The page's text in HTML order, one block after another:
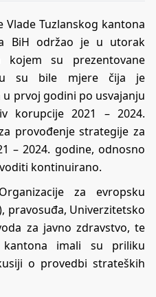
Tuzlanskog kantona
BiH održao je u utorak
kojem su prezentovane
su bile mjere čija je
prvoj godini po usvajanju
korupcije 2021 – 2024.
provođenje strategije za
– 2024. godine, odnosno
kontinuirano.
za evropsku
pravosuđa, Univerzitetsko
za javno zdravstvo, te
imali su priliku
o provedbi strateških